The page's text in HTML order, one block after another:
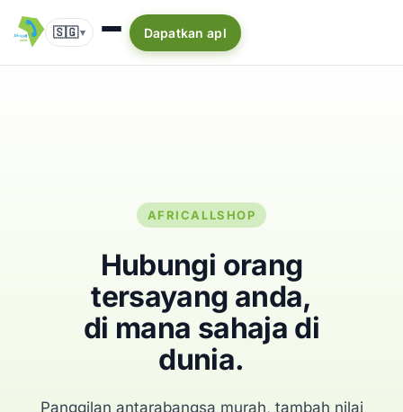
🇸🇬▾ Dapatkan apl
AFRICALLSHOP
Hubungi orang
tersayang anda,
di mana sahaja di
dunia.
Panggilan antarabangsa murah, tambah nilai